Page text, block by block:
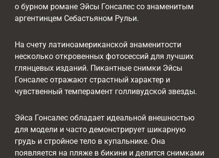
о бурном романе Эйсы Гонсалес со знаменитым
аргентинцем Себастьяном Рульи.
На счету латиноамериканской знаменитости
несколько откровенных фотосессий для лучших
глянцевых изданий. Пикантные снимки Эйсы
Гонсалес отражают страстный характер и
чувственный темперамент голливудской звезды.
Эйса Гонсалес обладает идеальной внешностью
для модели и часто демонстрирует шикарную
грудь и стройное тело в купальнике. Она
появляется на пляже в бикини и делится снимками